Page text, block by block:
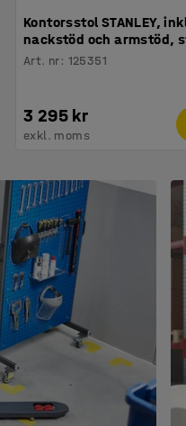
Kontorsstol STANLEY,
nackstöd och armstöd,
Art. nr: 125351
3 295 kr
exkl. moms